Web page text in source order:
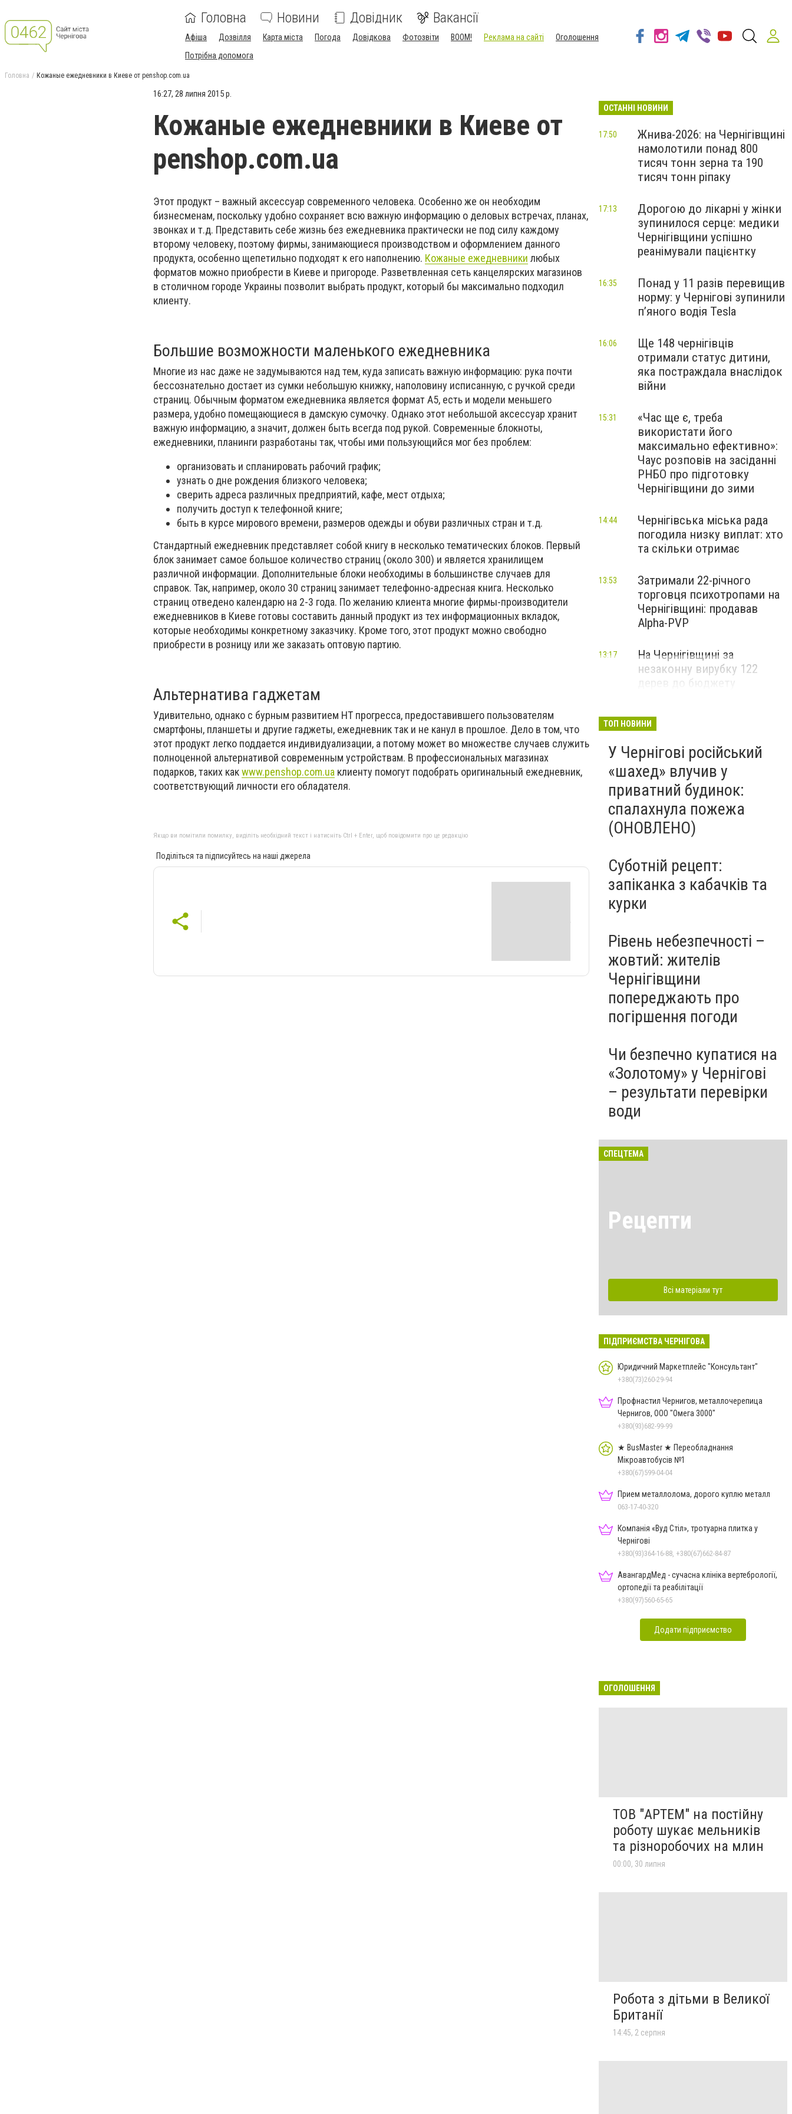
Головна Новини Довідник Вакансії
Афіша Дозвілля Карта міста Погода Довідкова Фотозвіти BOOM! Реклама на сайті
Оголошення
Потрібна допомога
Головна Кожаные ежедневники в Киеве от penshop.com.ua
16:27, 28 липня 2015 р.
Кожаные ежедневники в Киеве от
penshop.com.ua
Этот продукт – важный аксессуар современного человека. Особенно же он необходим
бизнесменам, поскольку удобно сохраняет всю важную информацию о деловых встречах, планах,
звонках и т.д. Представить себе жизнь без ежедневника практически не под силу каждому
второму человеку, поэтому фирмы, занимающиеся производством и оформлением данного
продукта, особенно щепетильно подходят к его наполнению. Кожаные ежедневники любых
форматов можно приобрести в Киеве и пригороде. Разветвленная сеть канцелярских магазинов
в столичном городе Украины позволит выбрать продукт, который бы максимально подходил
клиенту.
Большие возможности маленького ежедневника
Многие из нас даже не задумываются над тем, куда записать важную информацию: рука почти
бессознательно достает из сумки небольшую книжку, наполовину исписанную, с ручкой среди
страниц. Обычным форматом ежедневника является формат А5, есть и модели меньшего
размера, удобно помещающиеся в дамскую сумочку. Однако этот небольшой аксессуар хранит
важную информацию, а значит, должен быть всегда под рукой. Современные блокноты,
ежедневники, планинги разработаны так, чтобы ими пользующийся мог без проблем:
организовать и спланировать рабочий график;
узнать о дне рождения близкого человека;
сверить адреса различных предприятий, кафе, мест отдыха;
получить доступ к телефонной книге;
быть в курсе мирового времени, размеров одежды и обуви различных стран и т.д.
Стандартный ежедневник представляет собой книгу в несколько тематических блоков. Первый
блок занимает самое большое количество страниц (около 300) и является хранилищем
различной информации. Дополнительные блоки необходимы в большинстве случаев для
справок. Так, например, около 30 страниц занимает телефонно-адресная книга. Несколько
страниц отведено календарю на 2-3 года. По желанию клиента многие фирмы-производители
ежедневников в Киеве готовы составить данный продукт из тех информационных вкладок,
которые необходимы конкретному заказчику. Кроме того, этот продукт можно свободно
приобрести в розницу или же заказать оптовую партию.
Альтернатива гаджетам
Удивительно, однако с бурным развитием НТ прогресса, предоставившего пользователям
смартфоны, планшеты и другие гаджеты, ежедневник так и не канул в прошлое. Дело в том, что
этот продукт легко поддается индивидуализации, а потому может во множестве случаев служить
полноценной альтернативой современным устройствам. В профессиональных магазинах
подарков, таких какwww.penshop.com.ua клиенту помогут подобрать оригинальный ежедневник,
соответствующий личности его обладателя.
Якщо ви помітили помилку, виділіть необхідний текст і натисніть Ctrl + Enter, щоб повідомити про це редакцію
Поділіться та підписуйтесь на наші джерела
ОСТАННІ НОВИНИ
Жнива-2026: на Чернігівщині
намолотили понад 800
тисяч тонн зерна та 190
тисяч тонн ріпаку
17:50
Дорогою до лікарні у жінки
зупинилося серце: медики
Чернігівщини успішно
реанімували пацієнтку
17:13
Понад у 11 разів перевищив
норму: у Чернігові зупинили
пʼяного водія Tesla
16:35
Ще 148 чернігівців
отримали статус дитини,
яка постраждала внаслідок
війни
16:06
«Час ще є, треба
використати його
максимально ефективно»:
Чаус розповів на засіданні
РНБО про підготовку
Чернігівщини до зими
15:31
Чернігівська міська рада
погодила низку виплат: хто
та скільки отримає
14:44
Затримали 22-річного
торговця психотропами на
Чернігівщині: продавав
Alpha-PVP
13:53
На Чернігівщині за
незаконну вирубку 122
дерев до бюджету
13:17
ТОП НОВИНИ
У Чернігові російський
«шахед» влучив у
приватний будинок:
спалахнула пожежа
(ОНОВЛЕНО)
Суботній рецепт:
запіканка з кабачків та
курки
Рівень небезпечності –
жовтий: жителів
Чернігівщини
попереджають про
погіршення погоди
Чи безпечно купатися на
«Золотому» у Чернігові
– результати перевірки
води
СПЕЦТЕМА
Рецепти
Всі матеріали тут
ПІДПРИЄМСТВА ЧЕРНІГОВА
Юридичний Маркетплейс "Консультант"
+380(73)260-29-94
Профнастил Чернигов, металлочерепица
Чернигов, ООО "Омега 3000"
+380(93)682-99-99
★ BusMaster ★ Переобладнання
Мікроавтобусів №1
+380(67)599-04-04
Прием металлолома, дорого куплю металл
063-17-40-320
Компанія «Вуд Стіл», тротуарна плитка у
Чернігові
+380(93)364-16-88, +380(67)662-84-87
АвангардМед - сучасна клініка вертебрології,
ортопедії та реабілітації
+380(97)560-65-65
Додати підприємство
ОГОЛОШЕННЯ
ТОВ "АРТЕМ" на постійну
роботу шукає мельників
та різноробочих на млин
00:00, 30 липня
Робота з дітьми в Великої
Британії
14:45, 2 серпня